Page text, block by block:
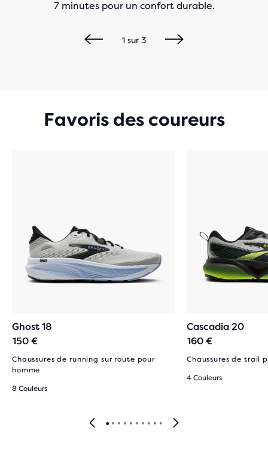
7 minutes pour un confort durable.
1sur 3
Favoris des coureurs
Ghost 18
150 €
Chaussures de running sur route pour
homme
8 Couleurs
Cascadia 20
160 €
Chaussures de trail
4 Couleurs